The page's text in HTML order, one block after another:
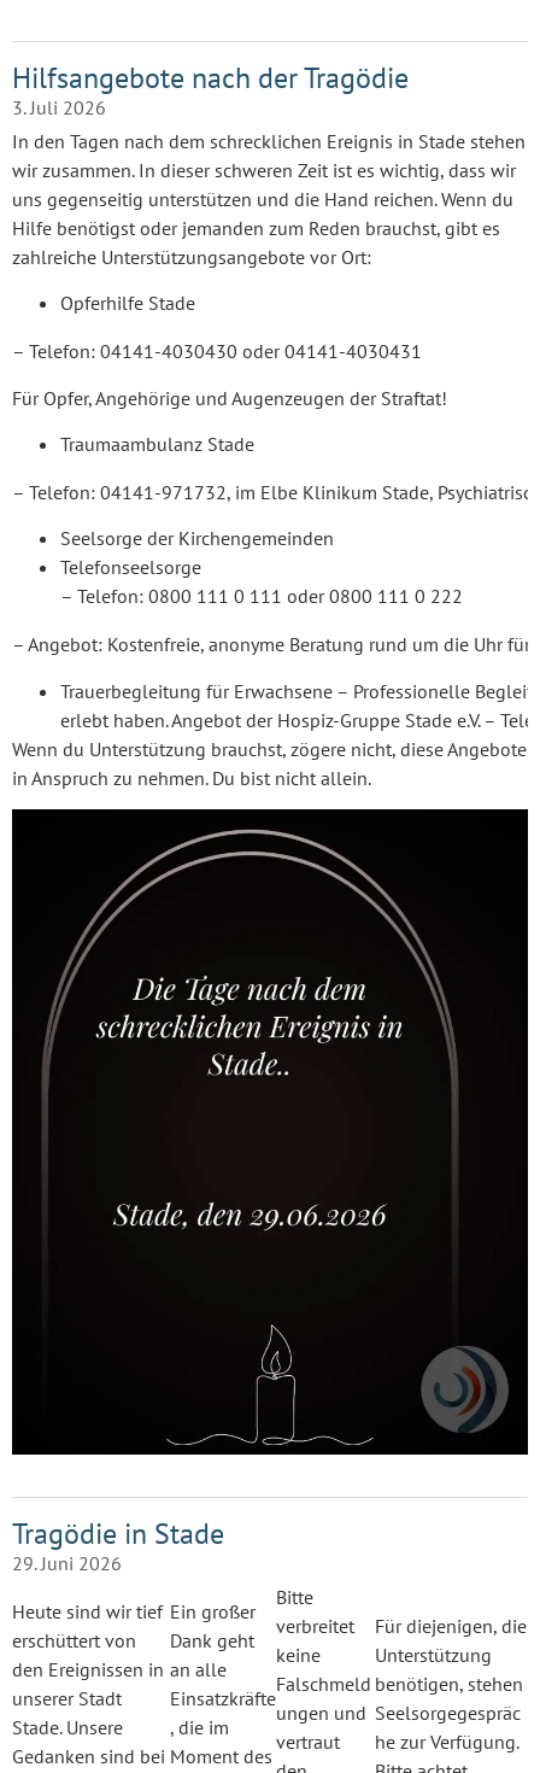
Hilfsangebote nach der Tragödie
3. Juli 2026
In den Tagen nach dem schrecklichen Ereignis in Stade stehen
wir zusammen. In dieser schweren Zeit ist es wichtig, dass wir
uns gegenseitig unterstützen und die Hand reichen. Wenn du
Hilfe benötigst oder jemanden zum Reden brauchst, gibt es
zahlreiche Unterstützungsangebote vor Ort:
Opferhilfe Stade
– Telefon: 04141-4030430 oder 04141-4030431
Für Opfer, Angehörige und Augenzeugen der Straftat!
Traumaambulanz Stade
– Telefon: 04141-971732, im Elbe Klinikum Stade,
Seelsorge der Kirchengemeinden
– Telefon: 0800 111 0 111 oder 0800 111 0 222
– Angebot: Kostenfreie, anonyme Beratung rund um die Uhr
Trauerbegleitung für Erwachsene – Professionelle
erlebt haben. Angebot der Hospiz-Gruppe Stade e.V. –
Wenn du Unterstützung brauchst, zögere nicht, diese Angebote
in Anspruch zu nehmen. Du bist nicht allein.
Tragödie in Stade
29. Juni 2026
Heute sind wir tief
erschüttert von
den Ereignissen in
unserer Stadt
Stade. Unsere
Gedanken sind bei
Ein großer
Dank geht
an alle
Einsatzkräfte
, die im
Moment des
Bitte
verbreitet
keine
Falschmeld
ungen und
vertraut
Für diejenigen, die
Unterstützung
benötigen, stehen
Seelsorgegespräc
he zur Verfügung.